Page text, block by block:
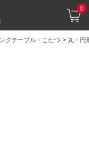
0
グテーブル・こたつ > 丸・円